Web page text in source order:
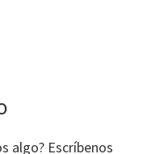
algo? Escríbenos